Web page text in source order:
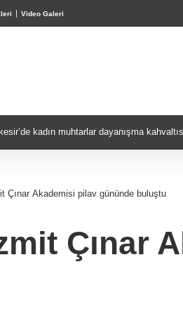
Video Galeri
VND
0,0018%0,32
suç örgütüne dev operasyon! 151
Çınar Akademisi pilav gününde buluştu
Çınar